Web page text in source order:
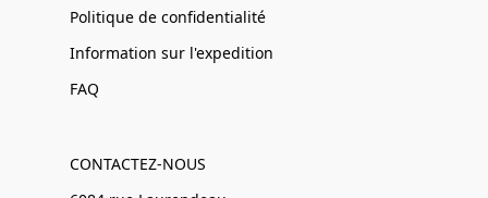
Politique de confidentialité
Information sur l'expedition
FAQ
CONTACTEZ-NOUS